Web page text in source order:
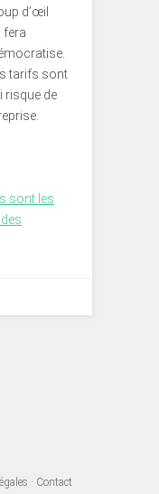
d’œil
fera
tarifs sont
risque de
sont les
· Contact